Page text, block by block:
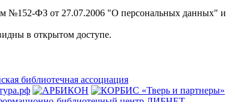
№152-ФЗ от 27.07.2006 "О персональных данных" и
в открытом доступе.